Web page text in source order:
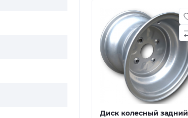
Диск колесный задний